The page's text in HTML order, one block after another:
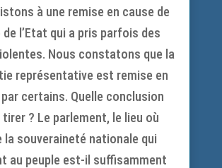
à une remise en cause de
de l’Etat qui a pris parfois des
Nous constatons que la
représentative est remise en
certains. Quelle conclusion
? Le parlement, le lieu où
la souveraineté nationale qui
au peuple est-il suffisamment